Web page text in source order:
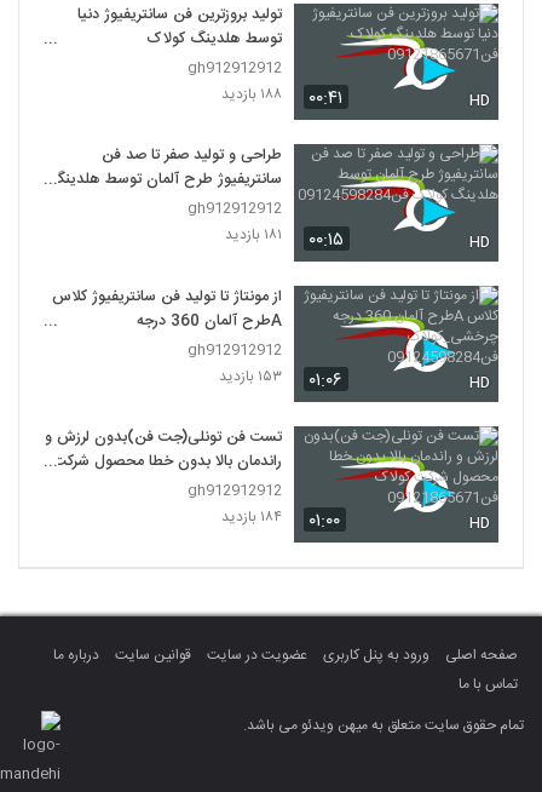
۰۰:۴۱ HD
تولید بروزترین فن سانتریفیوژ دنیا
توسط هلدینگ کولاک
فن09121865671
gh912912912
۱۸۸ بازدید
۰۰:۱۵ HD
طراحی و تولید صفر تا صد فن
سانتریفیوژ طرح آلمان توسط هلدینگ
کولاک فن09124598284
gh912912912
۱۸۱ بازدید
۰۱:۰۶ HD
از مونتاژ تا تولید فن سانتریفیوژ کلاس
Aطرح آلمان 360 درجه
چرخشی_کولاک فن09124598284
gh912912912
۱۵۳ بازدید
۰۱:۰۰ HD
تست فن تونلی(جت فن)بدون لرزش و
راندمان بالا بدون خطا محصول شرکت
کولاک فن09121865671
gh912912912
۱۸۴ بازدید
صفحه اصلی ورود به پنل کاربری عضویت در سایت قوانین سایت
درباره ما
تماس با ما
تمام حقوق سایت متعلق به میهن ویدئو می باشد.